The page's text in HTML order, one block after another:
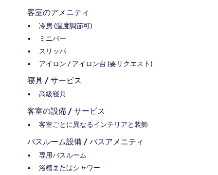
客室のアメニティ
冷房 (温度調節可)
ミニバー
スリッパ
アイロン / アイロン台 (要リクエスト)
寝具 / サービス
高級寝具
客室の設備 / サービス
客室ごとに異なるインテリアと装飾
バスルーム設備 / バスアメニティ
専用バスルーム
浴槽またはシャワー